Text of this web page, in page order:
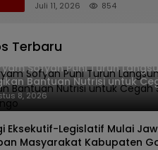
Rachmat Gobel
Juli 11, 2026 854
Terbaru
Sofyan Puhi Turun
Bantuan Nutrisi untuk
di Tilango
8, 2026
Eksekutif-Legislatif Mulai
Masyarakat Kabupaten